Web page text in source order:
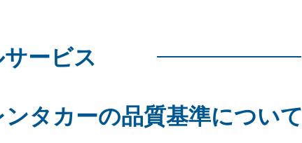
ービス
タカーの品質基準について